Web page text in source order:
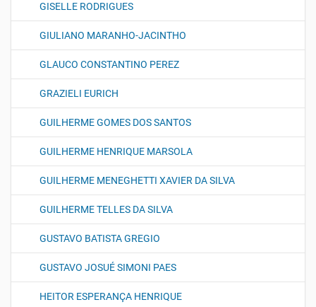
GISELLE RODRIGUES
GIULIANO MARANHO-JACINTHO
GLAUCO CONSTANTINO PEREZ
GRAZIELI EURICH
GUILHERME GOMES DOS SANTOS
GUILHERME HENRIQUE MARSOLA
GUILHERME MENEGHETTI XAVIER DA SILVA
GUILHERME TELLES DA SILVA
GUSTAVO BATISTA GREGIO
GUSTAVO JOSUÉ SIMONI PAES
HEITOR ESPERANÇA HENRIQUE